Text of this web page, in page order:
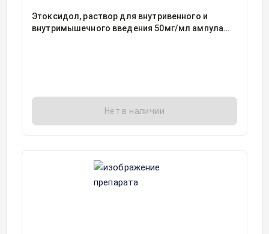
Этоксидол, раствор для внутривенного и
внутримышечного введения 50мг/мл ампула
Нет в наличии